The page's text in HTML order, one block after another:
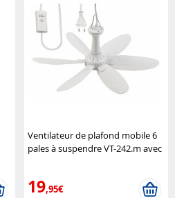
Ventilateur de plafond mobile 6
pales à suspendre VT-242.m avec
19,95€